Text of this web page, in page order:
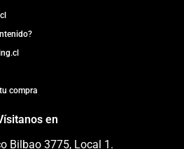
compra
en
Bilbao 3775, Local 1.